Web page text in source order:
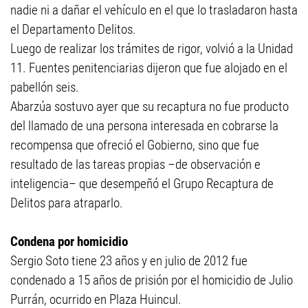
nadie ni a dañar el vehículo en el que lo trasladaron hasta
el Departamento Delitos.
Luego de realizar los trámites de rigor, volvió a la Unidad
11. Fuentes penitenciarias dijeron que fue alojado en el
pabellón seis.
Abarzúa sostuvo ayer que su recaptura no fue producto
del llamado de una persona interesada en cobrarse la
recompensa que ofreció el Gobierno, sino que fue
resultado de las tareas propias –de observación e
inteligencia– que desempeñó el Grupo Recaptura de
Delitos para atraparlo.
Condena por homicidio
Sergio Soto tiene 23 años y en julio de 2012 fue
condenado a 15 años de prisión por el homicidio de Julio
Purrán, ocurrido en Plaza Huincul.